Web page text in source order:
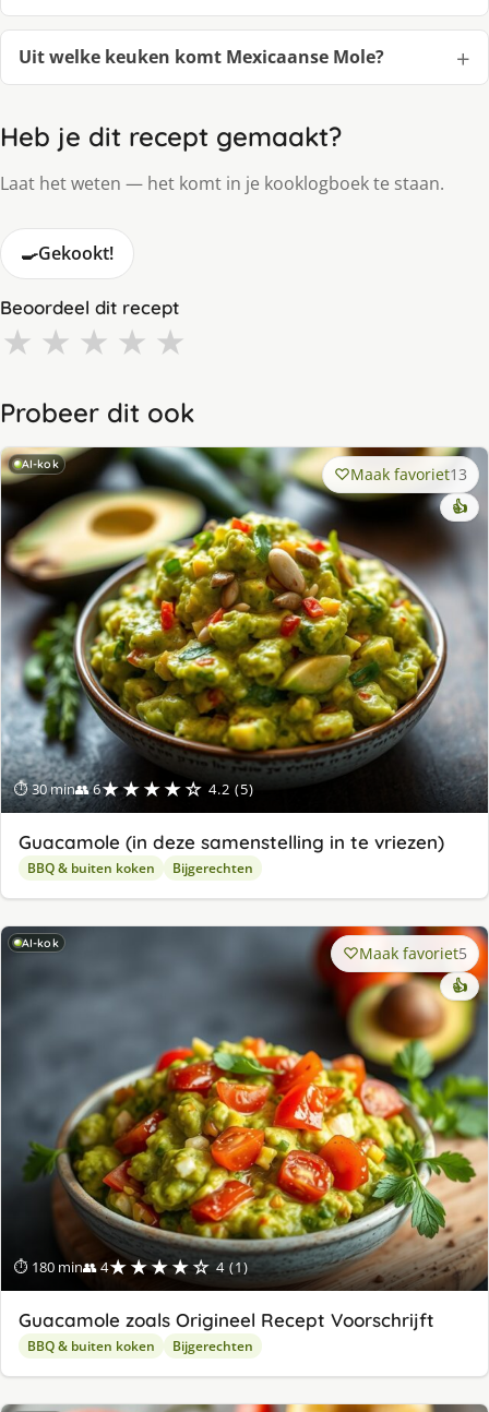
Uit welke keuken komt Mexicaanse Mole?
Heb je dit recept gemaakt?
Laat het weten — het komt in je kooklogboek te staan.
🍳Gekookt!
Beoordeel dit recept
★ ★ ★ ★ ★
Probeer dit ook
AI-kok
⏱ 30 min👥 6★★★★☆ 4.2 (5)
Maak favoriet13
👍
Guacamole (in deze samenstelling in te vriezen)
BBQ & buiten koken Bijgerechten
AI-kok
⏱ 180 min👥 4★★★★☆ 4 (1)
Maak favoriet5
👍
Guacamole zoals Origineel Recept Voorschrijft
BBQ & buiten koken Bijgerechten